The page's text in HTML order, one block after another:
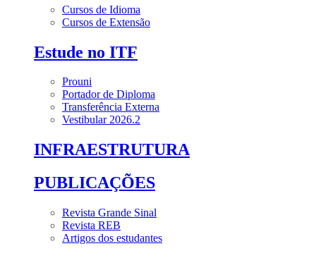
Cursos de Idioma
Cursos de Extensão
Estude no ITF
Prouni
Portador de Diploma
Transferência Externa
Vestibular 2026.2
INFRAESTRUTURA
PUBLICAÇÕES
Revista Grande Sinal
Revista REB
Artigos dos estudantes